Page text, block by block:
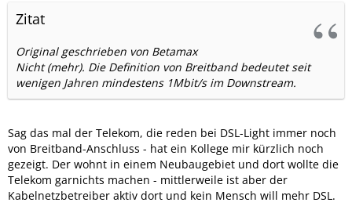
Zitat
Original geschrieben von Betamax
Nicht (mehr). Die Definition von Breitband bedeutet seit
wenigen Jahren mindestens 1Mbit/s im Downstream.
Sag das mal der Telekom, die reden bei DSL-Light immer noch
von Breitband-Anschluss - hat ein Kollege mir kürzlich noch
gezeigt. Der wohnt in einem Neubaugebiet und dort wollte die
Telekom garnichts machen - mittlerweile ist aber der
Kabelnetzbetreiber aktiv dort und kein Mensch will mehr DSL.